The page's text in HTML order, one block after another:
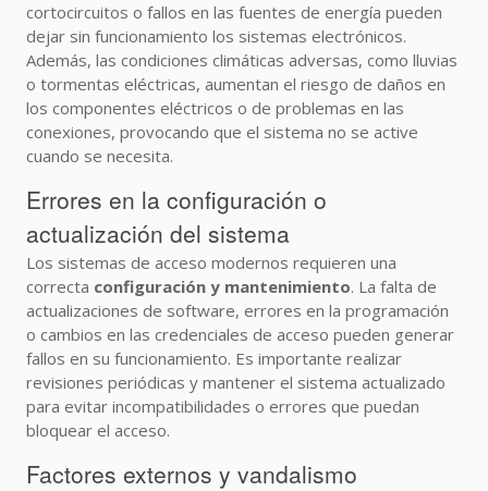
cortocircuitos o fallos en las fuentes de energía pueden
dejar sin funcionamiento los sistemas electrónicos.
Además, las condiciones climáticas adversas, como lluvias
o tormentas eléctricas, aumentan el riesgo de daños en
los componentes eléctricos o de problemas en las
conexiones, provocando que el sistema no se active
cuando se necesita.
Errores en la configuración o
actualización del sistema
Los sistemas de acceso modernos requieren una
correcta configuración y mantenimiento. La falta de
actualizaciones de software, errores en la programación
o cambios en las credenciales de acceso pueden generar
fallos en su funcionamiento. Es importante realizar
revisiones periódicas y mantener el sistema actualizado
para evitar incompatibilidades o errores que puedan
bloquear el acceso.
Factores externos y vandalismo